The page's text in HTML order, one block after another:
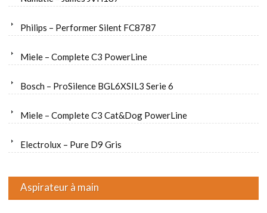
Philips – Performer Silent FC8787
Miele – Complete C3 PowerLine
Bosch – ProSilence BGL6XSIL3 Serie 6
Miele – Complete C3 Cat&Dog PowerLine
Electrolux – Pure D9 Gris
Aspirateur à main